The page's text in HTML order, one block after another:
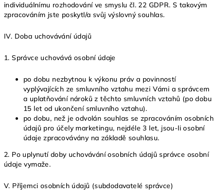
individuálnímu rozhodování ve smyslu čl. 22 GDPR. S takovým
zpracováním jste poskytl/a svůj výslovný souhlas.
IV. Doba uchovávání údajů
1. Správce uchovává osobní údaje
po dobu nezbytnou k výkonu práv a povinností
vyplývajících ze smluvního vztahu mezi Vámi a správcem
a uplatňování nároků z těchto smluvních vztahů (po dobu
15 let od ukončení smluvního vztahu).
po dobu, než je odvolán souhlas se zpracováním osobních
údajů pro účely marketingu, nejdéle 3 let, jsou-li osobní
údaje zpracovávány na základě souhlasu.
2. Po uplynutí doby uchovávání osobních údajů správce osobní
údaje vymaže.
V. Příjemci osobních údajů (subdodavatelé správce)